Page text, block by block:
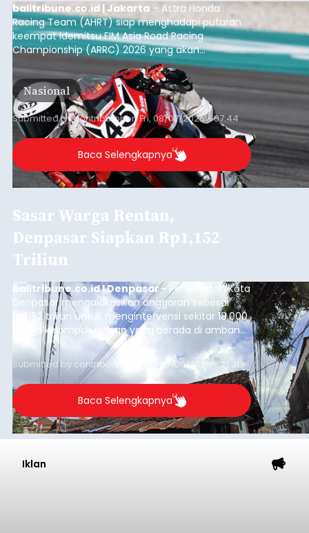
balitribune.co.id | Jakarta – Astra Honda
Racing Team (AHRT) siap menghadapi putaran
keempat Idemitsu FIM Asia Road Racing
Championship (ARRC) 2026 yang akan
berlangsung di Pertamina Mandalika
International Circuit, Lombok, Nusa Tenggara
Barat, pada 7–9 Agustus 2026.
Nasional
Submitted bycontributoronFri, 08/07/2026 - 07:44
Baca Selengkapnya
Sasar Warga Rentan,
Denpasar Siapkan Rp1,152
Triliun
balitribune.co.id I Denpasar - Pemerintah Kota
Denpasar mengalokasikan anggaran sebesar
Rp1,152 triliun untuk mengintervensi sekitar 18.000
warga kelompok rentan yang berada di ambang
garis kemiskinan. Langkah strategis ini diambil
guna menjaga masyarakat yang berada pada
kelompok desil 5 dan 6 tersebut agar tidak
merosot ke kategori miskin.
Submitted by contributor Thu, 08/06/2026 - 21:31
Baca Selengkapnya
Iklan